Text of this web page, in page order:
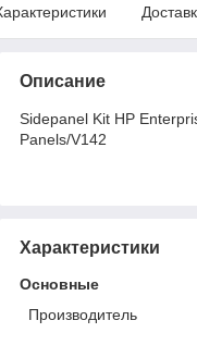
Описание
Sidepanel Kit HP
Panels/V142
Характеристики
Основные
Производитель